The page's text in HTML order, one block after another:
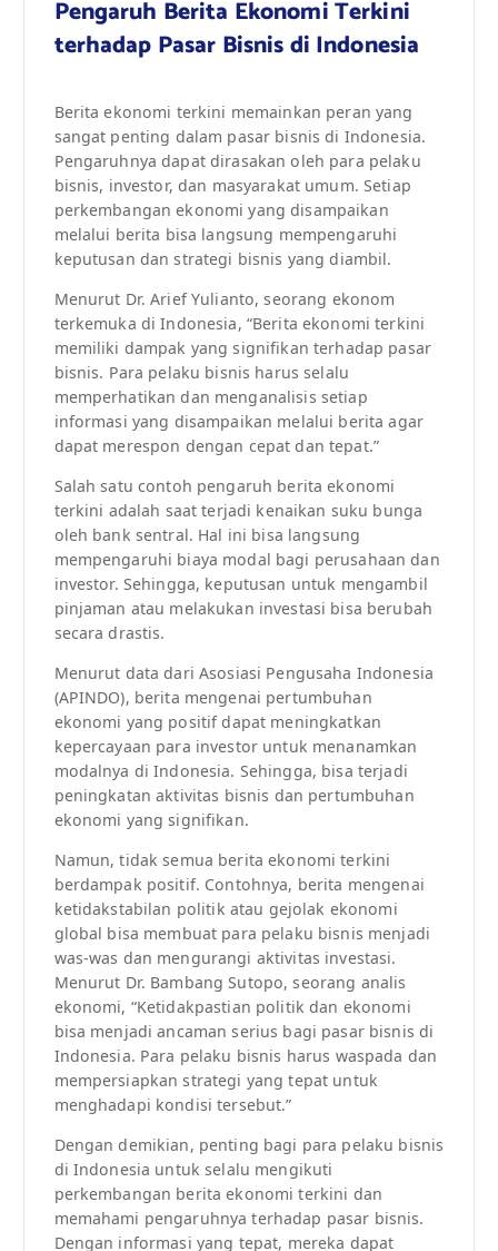
Pengaruh Berita Ekonomi Terkini
terhadap Pasar Bisnis di Indonesia
Berita ekonomi terkini memainkan peran yang
sangat penting dalam pasar bisnis di Indonesia.
Pengaruhnya dapat dirasakan oleh para pelaku
bisnis, investor, dan masyarakat umum. Setiap
perkembangan ekonomi yang disampaikan
melalui berita bisa langsung mempengaruhi
keputusan dan strategi bisnis yang diambil.
Menurut Dr. Arief Yulianto, seorang ekonom
terkemuka di Indonesia, “Berita ekonomi terkini
memiliki dampak yang signifikan terhadap pasar
bisnis. Para pelaku bisnis harus selalu
memperhatikan dan menganalisis setiap
informasi yang disampaikan melalui berita agar
dapat merespon dengan cepat dan tepat.”
Salah satu contoh pengaruh berita ekonomi
terkini adalah saat terjadi kenaikan suku bunga
oleh bank sentral. Hal ini bisa langsung
mempengaruhi biaya modal bagi perusahaan dan
investor. Sehingga, keputusan untuk mengambil
pinjaman atau melakukan investasi bisa berubah
secara drastis.
Menurut data dari Asosiasi Pengusaha Indonesia
(APINDO), berita mengenai pertumbuhan
ekonomi yang positif dapat meningkatkan
kepercayaan para investor untuk menanamkan
modalnya di Indonesia. Sehingga, bisa terjadi
peningkatan aktivitas bisnis dan pertumbuhan
ekonomi yang signifikan.
Namun, tidak semua berita ekonomi terkini
berdampak positif. Contohnya, berita mengenai
ketidakstabilan politik atau gejolak ekonomi
global bisa membuat para pelaku bisnis menjadi
was-was dan mengurangi aktivitas investasi.
Menurut Dr. Bambang Sutopo, seorang analis
ekonomi, “Ketidakpastian politik dan ekonomi
bisa menjadi ancaman serius bagi pasar bisnis di
Indonesia. Para pelaku bisnis harus waspada dan
mempersiapkan strategi yang tepat untuk
menghadapi kondisi tersebut.”
Dengan demikian, penting bagi para pelaku bisnis
di Indonesia untuk selalu mengikuti
perkembangan berita ekonomi terkini dan
memahami pengaruhnya terhadap pasar bisnis.
Dengan informasi yang tepat, mereka dapat